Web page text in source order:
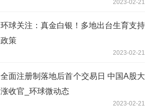
2023-02-21
环球关注：真金白银！多地出台生育支持
政策
2023-02-21
全面注册制落地后首个交易日 中国A股大
涨收官_环球微动态
2023-02-21